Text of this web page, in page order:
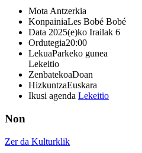
Mota Antzerkia
KonpainiaLes Bobé Bobé
Data 2025(e)ko Irailak 6
Ordutegia20:00
LekuaParkeko gunea
Lekeitio
ZenbatekoaDoan
HizkuntzaEuskara
Ikusi agenda Lekeitio
Non
Zer da Kulturklik